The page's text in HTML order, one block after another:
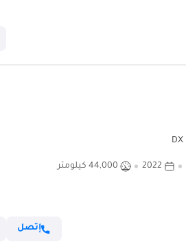
2022 44,000 كيلومتر
إتصل